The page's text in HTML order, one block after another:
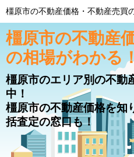
橿原市の不動産価格・不動産売買
橿原市の不動産
の相場がわかる！
橿原市のエリア別の不動
中！
橿原市の不動産価格を知
括査定の窓口も！